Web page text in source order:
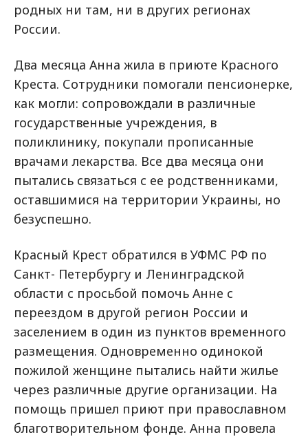
родных ни там, ни в других регионах
России.
Два месяца Анна жила в приюте Красного
Креста. Сотрудники помогали пенсионерке,
как могли: сопровождали в различные
государственные учреждения, в
поликлинику, покупали прописанные
врачами лекарства. Все два месяца они
пытались связаться с ее родственниками,
оставшимися на территории Украины, но
безуспешно.
Красный Крест обратился в УФМС РФ по
Санкт- Петербургу и Ленинградской
области с просьбой помочь Анне с
переездом в другой регион России и
заселением в один из пунктов временного
размещения. Одновременно одинокой
пожилой женщине пытались найти жилье
через различные другие организации. На
помощь пришел приют при православном
благотворительном фонде. Анна провела